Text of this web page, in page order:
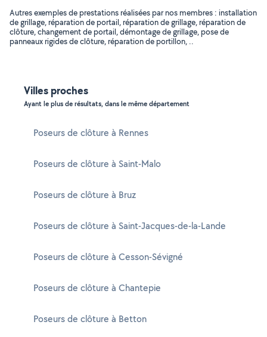
Autres exemples de prestations réalisées par nos membres : installation
de grillage, réparation de portail, réparation de grillage, réparation de
clôture, changement de portail, démontage de grillage, pose de
panneaux rigides de clôture, réparation de portillon, ..
Villes proches
Ayant le plus de résultats, dans le même département
Poseurs de clôture à Rennes
Poseurs de clôture à Saint-Malo
Poseurs de clôture à Bruz
Poseurs de clôture à Saint-Jacques-de-la-Lande
Poseurs de clôture à Cesson-Sévigné
Poseurs de clôture à Chantepie
Poseurs de clôture à Betton